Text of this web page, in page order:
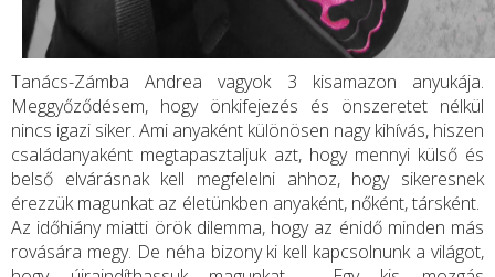
Tanács-Zámba Andrea vagyok 3 kisamazon anyukája.
Meggyőződésem, hogy önkifejezés és önszeretet nélkül
nincs igazi siker. Ami anyaként különösen nagy kihívás, hiszen
családanyaként megtapasztaljuk azt, hogy mennyi külső és
belső elvárásnak kell megfelelni ahhoz, hogy sikeresnek
érezzük magunkat az életünkben anyaként, nőként, társként.
Az időhiány miatti örök dilemma, hogy az énidő minden más
rovására megy. De néha bizony ki kell kapcsolnunk a világot,